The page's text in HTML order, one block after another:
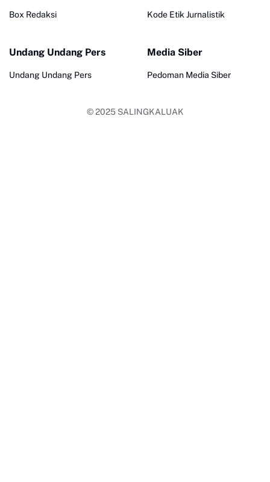
Box Redaksi Kode Etik Jurnalistik
Undang Undang Pers
Undang Undang Pers
Media Siber
Pedoman Media Siber
© 2025 SALINGKALUAK